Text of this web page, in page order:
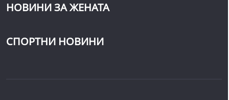
НОВИНИ ЗА ЖЕНАТА
СПОРТНИ НОВИНИ